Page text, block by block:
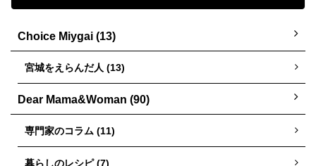
Choice Miygai (13)
宮城をえらんだ人 (13)
Dear Mama&Woman (90)
専門家のコラム (11)
暮らしのレシピ (7)